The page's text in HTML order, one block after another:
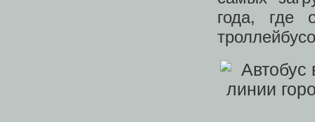
года, где